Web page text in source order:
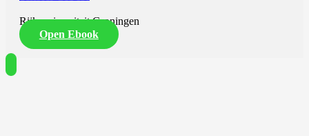
Rijksuniversiteit Groningen
Open Ebook